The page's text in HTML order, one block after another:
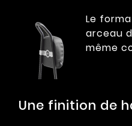
Le
arceau
même
Une finition de